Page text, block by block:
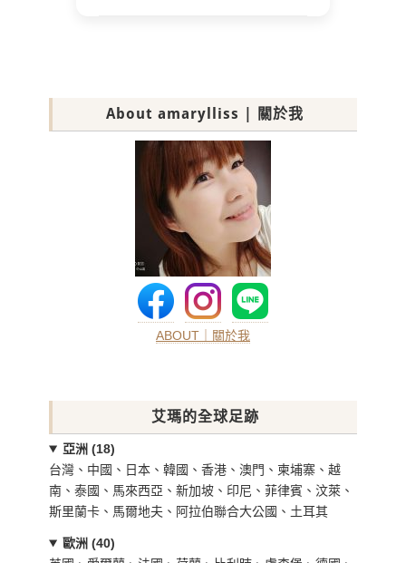
About amarylliss | 關於我
ABOUT｜關於我
艾瑪的全球足跡
亞洲 (18)
台灣、中國、日本、韓國、香港、澳門、柬埔寨、越
南、泰國、馬來西亞、新加坡、印尼、菲律賓、汶萊、
斯里蘭卡、馬爾地夫、阿拉伯聯合大公國、土耳其
歐洲 (40)